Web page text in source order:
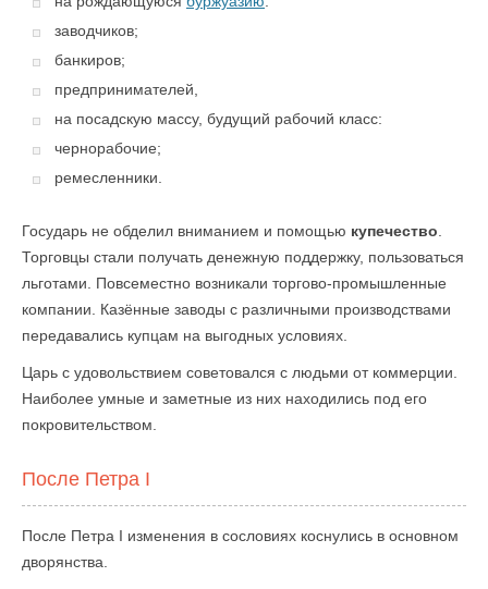
заводчиков;
банкиров;
предпринимателей,
на посадскую массу, будущий рабочий класс:
чернорабочие;
ремесленники.
Государь не обделил вниманием и помощью купечество
Торговцы стали получать денежную поддержку, пользоваться
льготами. Повсеместно возникали торгово-промышленные
компании. Казённые заводы с различными производствами
передавались купцам на выгодных условиях.
Царь с удовольствием советовался с людьми от коммерции.
Наиболее умные и заметные из них находились под его
покровительством.
После Петра I
После Петра I изменения в сословиях коснулись в основном
дворянства.